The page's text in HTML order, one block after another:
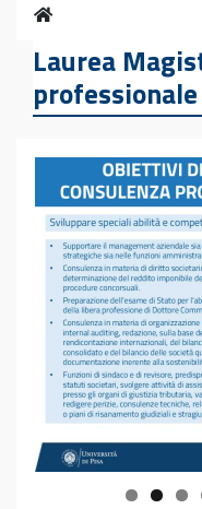
Home
Laurea
professionale